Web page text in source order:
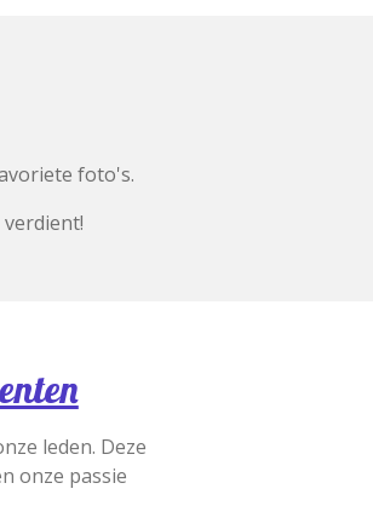
foto's.
leden. Deze
onze passie